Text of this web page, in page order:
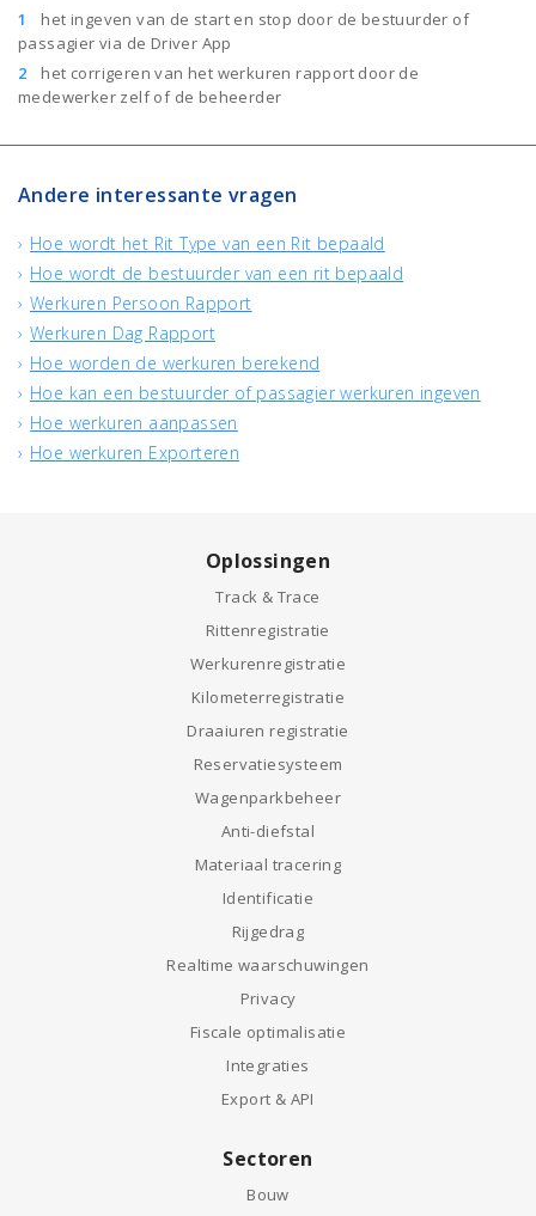
het ingeven van de start en stop door de bestuurder of
passagier via de Driver App
het corrigeren van het werkuren rapport door de
medewerker zelf of de beheerder
Andere interessante vragen
Hoe wordt het Rit Type van een Rit bepaald
Hoe wordt de bestuurder van een rit bepaald
Werkuren Persoon Rapport
Werkuren Dag Rapport
Hoe worden de werkuren berekend
Hoe kan een bestuurder of passagier werkuren ingeven
Hoe werkuren aanpassen
Hoe werkuren Exporteren
Oplossingen
Track & Trace
Rittenregistratie
Werkurenregistratie
Kilometerregistratie
Draaiuren registratie
Reservatiesysteem
Wagenparkbeheer
Anti-diefstal
Materiaal tracering
Identificatie
Rijgedrag
Realtime waarschuwingen
Privacy
Fiscale optimalisatie
Integraties
Export & API
Sectoren
Bouw